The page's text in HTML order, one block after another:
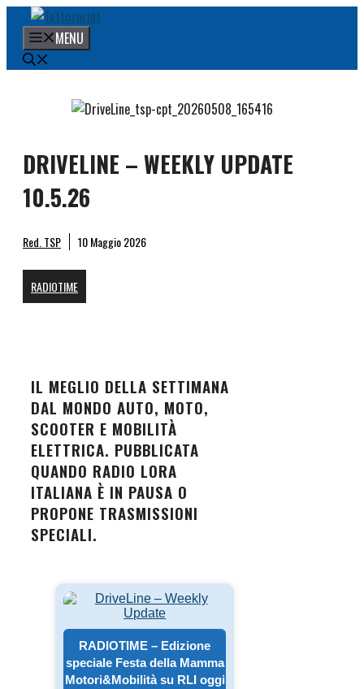
contenuto
MENU
DRIVELINE – WEEKLY UPDATE
10.5.26
Red. TSP 10 Maggio 2026
RADIOTIME
IL MEGLIO DELLA SETTIMANA
DAL MONDO AUTO, MOTO,
SCOOTER E MOBILITÀ
ELETTRICA. PUBBLICATA
QUANDO RADIO LORA
ITALIANA È IN PAUSA O
PROPONE TRASMISSIONI
SPECIALI.
RADIOTIME – Edizione
speciale Festa della Mamma
Motori&Mobilità su RLI oggi